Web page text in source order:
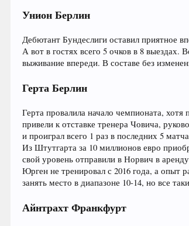
Унион Берлин
Дебютант Бундеслиги оставил приятное
А вот в гостях всего 5 очков в 8 выездах.
выживание впереди. В составе без
Герта Берлин
Герта провалила начало чемпионата,
привели к отставке тренера Човича,
и проиграл всего 1 раз в последних 5
Из Штутгарта за 10 миллионов евро
свой уровень отправили в Норвич в
Юрген не тренировал с 2016 года, а опыт
занять место в диапазоне 10-14, но все
Айнтрахт Франкфурт